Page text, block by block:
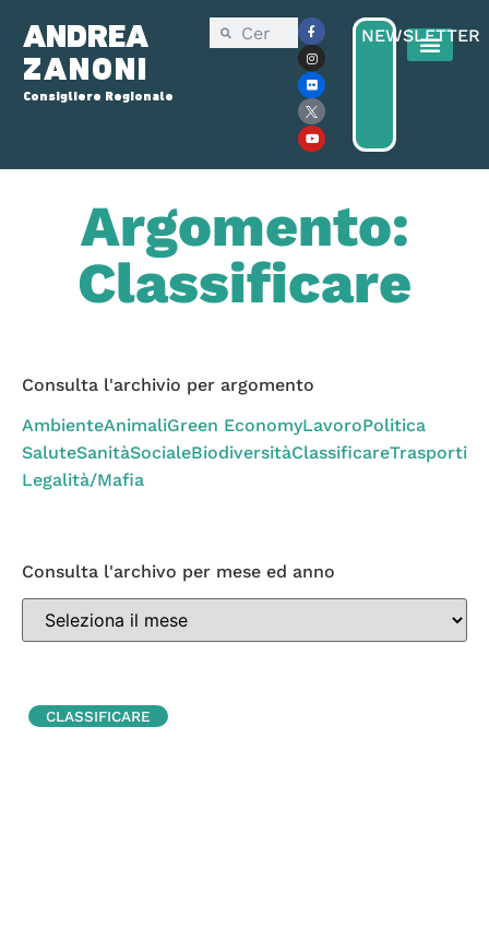
ANDREA
ZANONI
Consigliere Regionale
NEWSLETTER
Argomento:
Classificare
Consulta l'archivio per argomento
AmbienteAnimaliGreen EconomyLavoroPolitica
SaluteSanitàSocialeBiodiversitàClassificareTrasporti
Legalità/Mafia
Consulta l'archivo per mese ed anno
CLASSIFICARE